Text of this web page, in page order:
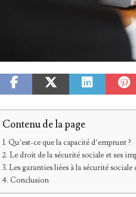
Contenu de la page
Qu’est-ce que la capacité d’emprunt ?
Le droit de la sécurité sociale et ses
Les garanties liées à la sécurité
Conclusion